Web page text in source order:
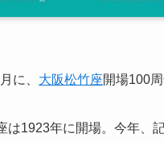
に、 大阪松竹座開場100
は1923年に開場。今年、